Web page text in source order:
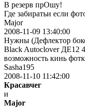
В резерв прОшу!
Где забиратьи если
Major
2008-11-09 13:40:00
Нужны (Дефлектор
Black Autoclover ДЕ12
возможность кинь
Sasha195
2008-11-10 11:42:00
Красавчег
и
Major